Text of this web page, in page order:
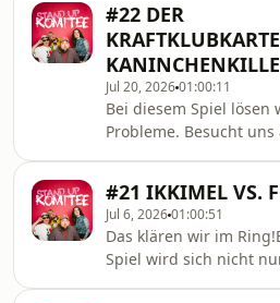
Geschichte interessiert
keinen, Ihr hört euch
lieber an, wie vier
ausgedachte Spiele
gut, in diesem Spiel
Lennart, Hannes,
auf die Bedürfnisse
perfekt angepasste
#22 DER
Jul 20, 202601:00:11
Bei diesem Spiel lösen
Probleme. Besucht
Hamburg:https://
up-komiteeAlle zwei
eine neue Podcastfolge,
originellen Spielen,
Humor.Kommentiert
persönlichen
#21 IKKIMEL VS.
Jul 6, 202601:00:51
Das klären wir im
Spiel wird sich nicht